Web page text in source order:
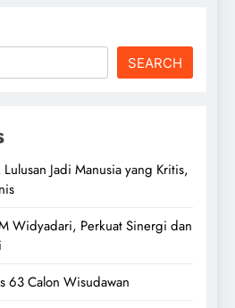
SEARCH
Lulusan Jadi Manusia yang Kritis,
Widyadari, Perkuat Sinergi dan
63 Calon Wisudawan